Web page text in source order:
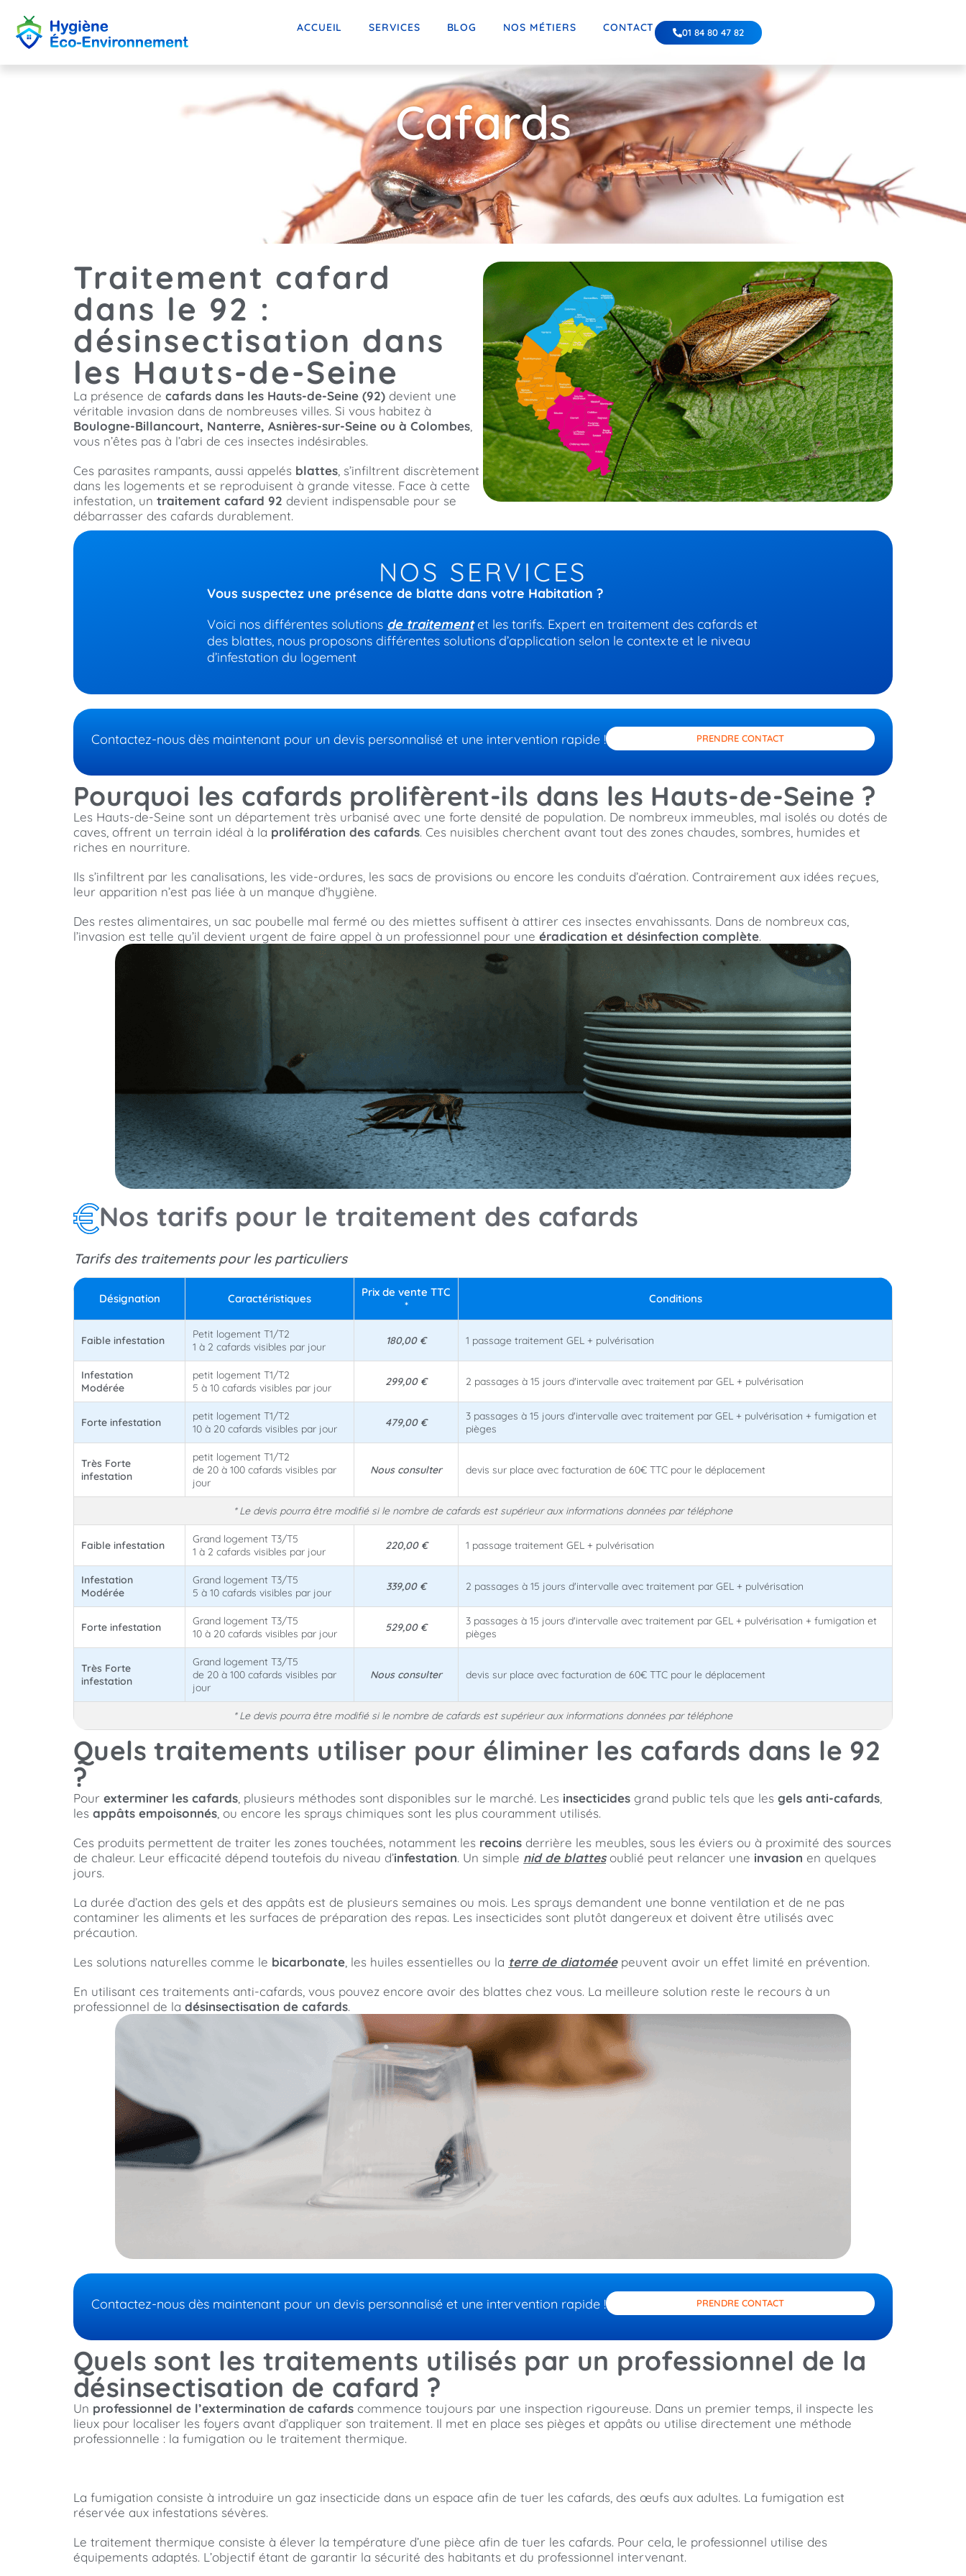
ACCUEIL SERVICES BLOG NOS MÉTIERS CONTACT 01 84 80 47 82
Cafards
Traitement cafard
dans le 92 :
désinsectisation dans
les Hauts-de-Seine
La présence de cafards dans les Hauts-de-Seine (92) devient une
véritable invasion dans de nombreuses villes. Si vous habitez à
Boulogne-Billancourt, Nanterre, Asnières-sur-Seine ou à Colombes
vous n’êtes pas à l’abri de ces insectes indésirables.
Ces parasites rampants, aussi appelés blattes , s’infiltrent discrètement
dans les logements et se reproduisent à grande vitesse. Face à cette
infestation, un traitement cafard 92 devient indispensable pour se
débarrasser des cafards durablement.
NOS SERVICES
Vous suspectez une présence de blatte dans votre Habitation ?
Voici nos différentes solutions de traitementet les tarifs. Expert en traitement des cafards et
des blattes, nous proposons différentes solutions d’application selon le contexte et le niveau
d’infestation du logement
Contactez-nous dès maintenant pour un devis personnalisé et une intervention rapide ! PRENDRE CONTACT
Pourquoi les cafards prolifèrent-ils dans les Hauts-de-Seine ?
Les Hauts-de-Seine sont un département très urbanisé avec une forte densité de population. De nombreux immeubles, mal isolés ou dotés de
caves, offrent un terrain idéal à la prolifération des cafards. Ces nuisibles cherchent avant tout des zones chaudes, sombres, humides et
riches en nourriture.
Ils s’infiltrent par les canalisations, les vide-ordures, les sacs de provisions ou encore les conduits d’aération. Contrairement aux idées reçues,
leur apparition n’est pas liée à un manque d’hygiène.
Des restes alimentaires, un sac poubelle mal fermé ou des miettes suffisent à attirer ces insectes envahissants. Dans de nombreux cas,
l’invasion est telle qu’il devient urgent de faire appel à un professionnel pour une éradication et désinfection complète.
Nos tarifs pour le traitement des cafards
Tarifs des traitements pour les particuliers
Désignation Caractéristiques
Prix de vente TTC
*
Conditions
Faible infestation
Petit logement T1/T2
1 à 2 cafards visibles par jour
180,00 € 1 passage traitement GEL + pulvérisation
Infestation
Modérée
petit logement T1/T2
5 à 10 cafards visibles par jour
299,00 € 2 passages à 15 jours d'intervalle avec traitement par GEL + pulvérisation
Forte infestation
petit logement T1/T2
10 à 20 cafards visibles par jour
479,00 €
3 passages à 15 jours d'intervalle avec traitement par GEL + pulvérisation + fumigation et
pièges
Très Forte
infestation
petit logement T1/T2
de 20 à 100 cafards visibles par
jour
Nous consulter devis sur place avec facturation de 60€ TTC pour le déplacement
* Le devis pourra être modifié si le nombre de cafards est supérieur aux informations données par téléphone
Faible infestation
Grand logement T3/T5
1 à 2 cafards visibles par jour
220,00 € 1 passage traitement GEL + pulvérisation
Infestation
Modérée
Grand logement T3/T5
5 à 10 cafards visibles par jour
339,00 € 2 passages à 15 jours d'intervalle avec traitement par GEL + pulvérisation
Forte infestation
Grand logement T3/T5
10 à 20 cafards visibles par jour
529,00 €
3 passages à 15 jours d'intervalle avec traitement par GEL + pulvérisation + fumigation et
pièges
Très Forte
infestation
Grand logement T3/T5
de 20 à 100 cafards visibles par
jour
Nous consulter devis sur place avec facturation de 60€ TTC pour le déplacement
* Le devis pourra être modifié si le nombre de cafards est supérieur aux informations données par téléphone
Quels traitements utiliser pour éliminer les cafards dans le 92
?
Pour exterminer les cafards , plusieurs méthodes sont disponibles sur le marché. Les insecticides grand public tels que les gels anti-cafards
les appâts empoisonnés , ou encore les sprays chimiques sont les plus couramment utilisés.
Ces produits permettent de traiter les zones touchées, notamment les recoins derrière les meubles, sous les éviers ou à proximité des sources
de chaleur. Leur efficacité dépend toutefois du niveau d’infestation. Un simple nid de blattesoublié peut relancer une invasion en quelques
jours.
La durée d’action des gels et des appâts est de plusieurs semaines ou mois. Les sprays demandent une bonne ventilation et de ne pas
contaminer les aliments et les surfaces de préparation des repas. Les insecticides sont plutôt dangereux et doivent être utilisés avec
précaution.
Les solutions naturelles comme le bicarbonate , les huiles essentielles ou la terre de diatoméepeuvent avoir un effet limité en prévention.
En utilisant ces traitements anti-cafards, vous pouvez encore avoir des blattes chez vous. La meilleure solution reste le recours à un
professionnel de la désinsectisation de cafards.
Contactez-nous dès maintenant pour un devis personnalisé et une intervention rapide ! PRENDRE CONTACT
Quels sont les traitements utilisés par un professionnel de la
désinsectisation de cafard ?
Un professionnel de l’extermination de cafards commence toujours par une inspection rigoureuse. Dans un premier temps, il inspecte les
lieux pour localiser les foyers avant d’appliquer son traitement. Il met en place ses pièges et appâts ou utilise directement une méthode
professionnelle : la fumigation ou le traitement thermique.
La fumigation consiste à introduire un gaz insecticide dans un espace afin de tuer les cafards, des œufs aux adultes. La fumigation est
réservée aux infestations sévères.
Le traitement thermique consiste à élever la température d’une pièce afin de tuer les cafards. Pour cela, le professionnel utilise des
équipements adaptés. L’objectif étant de garantir la sécurité des habitants et du professionnel intervenant.